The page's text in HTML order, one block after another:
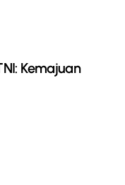
Kemajuan